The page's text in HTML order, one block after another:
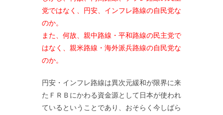
党ではなく、円安、インフレ路線の自民党な
のか。
また、何故、親中路線・平和路線の民主党で
はなく、親米路線・海外派兵路線の自民党な
のか。
円安・インフレ路線は異次元緩和が限界に来
たＦＲＢにかわる資金源として日本が使われ
ているということであり、おそらく今しばら